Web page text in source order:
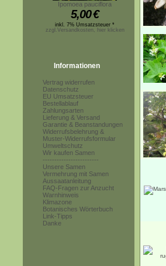
Ipomoea pauciflora
5,00€
inkl. 7% Umsatzsteuer *
zzgl.Versandkosten, hier klicken
Informationen
Vertrag widerrufen
Datenschutz
EU Umsatzsteuer
Bestellablauf
Zahlungsarten
Lieferung & Versand
Garantie & Beanstandungen
Widerrufsbelehrung &
Muster-Widerrufsformular
Umweltschutz
Wir kaufen Samen
------------------------
Unsere Samen
Vermehrung mit Samen
Aussaatanleitung
FAQ-Fragen zur Anzucht
Warnhinweis
Klimazone
Botanisches Wörterbuch
Link-Tipps
Danke